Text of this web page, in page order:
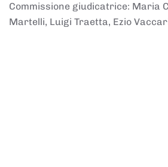
Commissione giudicatrice: Maria
Martelli, Luigi Traetta, Ezio